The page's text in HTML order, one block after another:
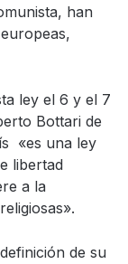
han
ley el 6 y el 7
Bottari de
«es una ley
libertad
a la
de su